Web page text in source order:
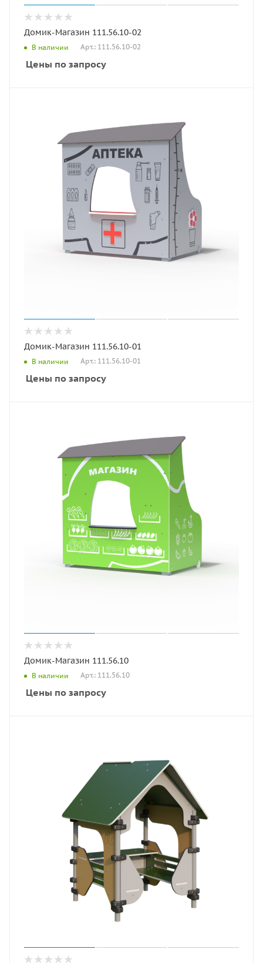
Домик-Магазин 111.56.10-02
В наличии Арт.: 111.56.10-02
Цены по запросу
Домик-Магазин 111.56.10-01
В наличии Арт.: 111.56.10-01
Цены по запросу
Домик-Магазин 111.56.10
В наличии Арт.: 111.56.10
Цены по запросу